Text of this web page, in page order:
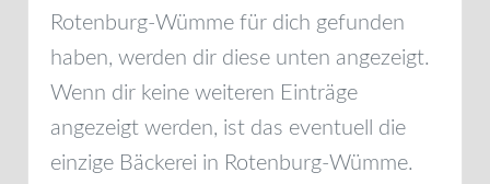
Rotenburg-Wümme für dich gefunden
haben, werden dir diese unten angezeigt.
Wenn dir keine weiteren Einträge
angezeigt werden, ist das eventuell die
einzige Bäckerei in Rotenburg-Wümme.